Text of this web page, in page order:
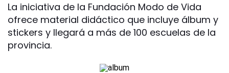
La iniciativa de la Fundación Modo de Vida
ofrece material didáctico que incluye álbum y
stickers y llegará a más de 100 escuelas de la
provincia.